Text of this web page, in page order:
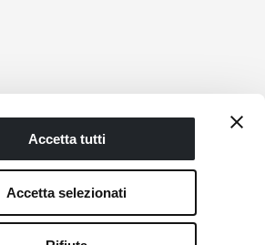
Accetta tutti
Accetta selezionati